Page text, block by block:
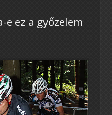
ez a győzelem